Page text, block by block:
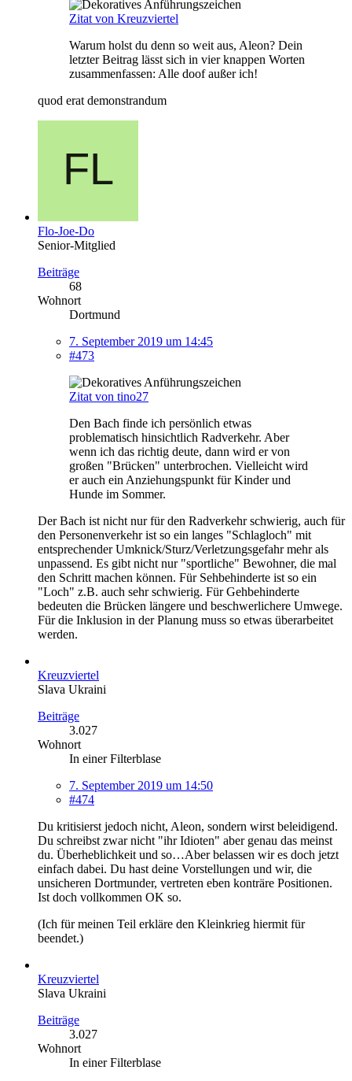
Zitat von Kreuzviertel
Warum holst du denn so weit aus, Aleon? Dein
letzter Beitrag lässt sich in vier knappen Worten
zusammenfassen: Alle doof außer ich!
quod erat demonstrandum
Flo-Joe-Do
Senior-Mitglied
Beiträge
68
Wohnort
Dortmund
7. September 2019 um 14:45
#473
Zitat von tino27
Den Bach finde ich persönlich etwas
problematisch hinsichtlich Radverkehr. Aber
wenn ich das richtig deute, dann wird er von
großen "Brücken" unterbrochen. Vielleicht wird
er auch ein Anziehungspunkt für Kinder und
Hunde im Sommer.
Der Bach ist nicht nur für den Radverkehr schwierig, auch für
den Personenverkehr ist so ein langes "Schlagloch" mit
entsprechender Umknick/Sturz/Verletzungsgefahr mehr als
unpassend. Es gibt nicht nur "sportliche" Bewohner, die mal
den Schritt machen können. Für Sehbehinderte ist so ein
"Loch" z.B. auch sehr schwierig. Für Gehbehinderte
bedeuten die Brücken längere und beschwerlichere Umwege.
Für die Inklusion in der Planung muss so etwas überarbeitet
werden.
Kreuzviertel
Slava Ukraini
Beiträge
3.027
Wohnort
In einer Filterblase
7. September 2019 um 14:50
#474
Du kritisierst jedoch nicht, Aleon, sondern wirst beleidigend.
Du schreibst zwar nicht "ihr Idioten" aber genau das meinst
du. Überheblichkeit und so…Aber belassen wir es doch jetzt
einfach dabei. Du hast deine Vorstellungen und wir, die
unsicheren Dortmunder, vertreten eben konträre Positionen.
Ist doch vollkommen OK so.
(Ich für meinen Teil erkläre den Kleinkrieg hiermit für
beendet.)
Kreuzviertel
Slava Ukraini
Beiträge
3.027
Wohnort
In einer Filterblase